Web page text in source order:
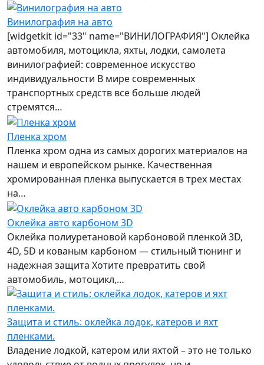
Винилография на авто
[widgetkit id="33" name="ВИНИЛОГРАФИЯ"] Оклейка
автомобиля, мотоцикла, яхты, лодки, самолета
винилографией: современное искусство
индивидуальности В мире современных
транспортных средств все больше людей
стремятся…
Пленка хром
Пленка хром одна из самых дорогих материалов на
нашем и европейском рынке. Качественная
хромированная пленка выпускается в трех местах
на…
Оклейка авто карбоном 3D
Оклейка полиуретановой карбоновой пленкой 3D,
4D, 5D и кованым карбоном — стильный тюнинг и
надежная защита Хотите превратить свой
автомобиль, мотоцикл,…
Защита и стиль: оклейка лодок, катеров и яхт
пленками.
Владение лодкой, катером или яхтой – это не только